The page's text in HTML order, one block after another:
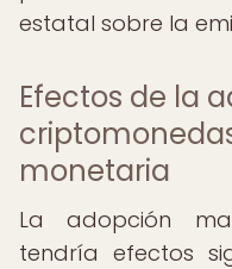
estatal sobre la
Efectos de la
monetaria
La adopción
tendría efectos